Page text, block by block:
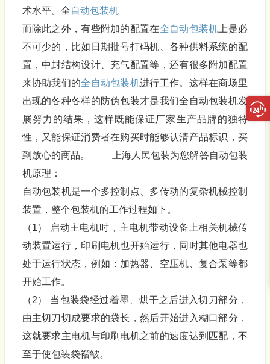
术水平。全自动包装机
而除此之外，有些附加的配置在全自动包装机 上是必
不可少的，比如日期批号打码机、各种供料系统的配
置，中封结构设计、充气配置等，还有很多附加配置
来协助我们的全自动包装机进行工作。这样在商场里
出现的各种各样的防伪包装才是我们全自动包装机发
展努力的结果，这样既能保证厂家生产品牌的独特
性，又能保证消费者在购买时能够认清产品标识，买
到放心的商品。 上海人民包装为您解答自动包装
机原理：
自动包装机是一个多控制点、多传动的复杂机械控制
装置，整个包装机的工作过程如下。
（1） 启动主电机时，主电机带动设备上相关机械传
动装置运行，印刷电机也开始运行，同时其他电器也
处于运行状态，例如：加热器、空压机、复合泵等都
开始工作。
（2） 当包装袋经过着墨、烘干之后进入切刀部分，
由主切刀切成要求的袋长，然后开始进入糊口部分，
这就要求主电机与印刷电机之前的速度达到匹配，不
至于使包装袋褶皱。